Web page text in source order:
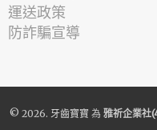
運送政策
防詐騙宣導
© 2026. 牙齒寶寶 為 雅祈企業社